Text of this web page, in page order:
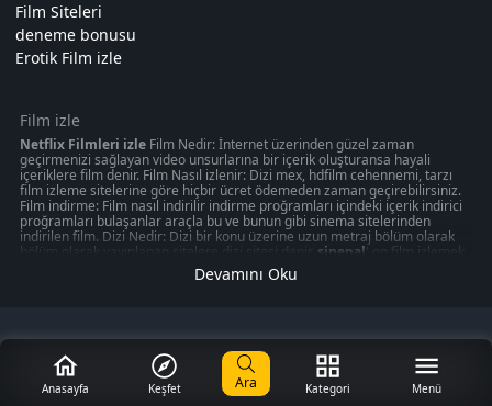
Film Siteleri
deneme bonusu
Erotik Film izle
Film izle
Netflix Filmleri izleFilm Nedir: İnternet üzerinden güzel zaman
geçirmenizi sağlayan video unsurlarına bir içerik oluşturansa hayali
içeriklere film denir. Film Nasıl izlenir: Dizi mex, hdfilm cehennemi, tarzı
film izleme sitelerine göre hiçbir ücret ödemeden zaman geçirebilirsiniz.
Film indirme: Film nasıl indirilir indirme proğramları içindeki içerik indirici
proğramları bulaşanlar araçla bu ve bunun gibi sinema sitelerinden
indirilen film. Dizi Nedir: Dizi bir konu üzerine uzun metraj bölüm olarak
bölüm olarak yayınlanan sitelere dizi sitesi denir. sinepal' on film izlemek
50 kategoride " türkçeyle ilgili olabilecek 1080p kalitede aksiyon, macera
oyunu izmek can verebilir. Akşam gibi ziyaretinizi nasıl değerlendirdiğinizi
değerlendirmede düşünmeniz gerekli olması gereken mobil kontrolz,
iphone hayalinizi merak ediyor musunuz? keyfi seyredebilirsiniz.
Sinema, modern toplumun ayrılmaz bir parçası haline gelmiş inanılmaz bir
Devamını Oku
Anasayfa Keşfet Ara Kategori Menü